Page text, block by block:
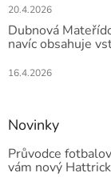
20.4.2026
Dubnová
navíc obsahuje
16.4.2026
Novinky
Průvodce
vám nový